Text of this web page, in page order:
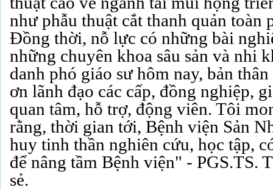
như phẫu thuật cắt thanh quản toàn
Đồng thời, nỗ lực có những bài
những chuyên khoa sâu sản và nhi
danh phó giáo sư hôm nay, bản
ơn lãnh đạo các cấp, đồng nghiệp,
quan tâm, hỗ trợ, động viên. Tôi
rằng, thời gian tới, Bệnh viện Sản
huy tinh thần nghiên cứu, học tập,
để nâng tầm Bệnh viện" - PGS.TS.
sẻ.